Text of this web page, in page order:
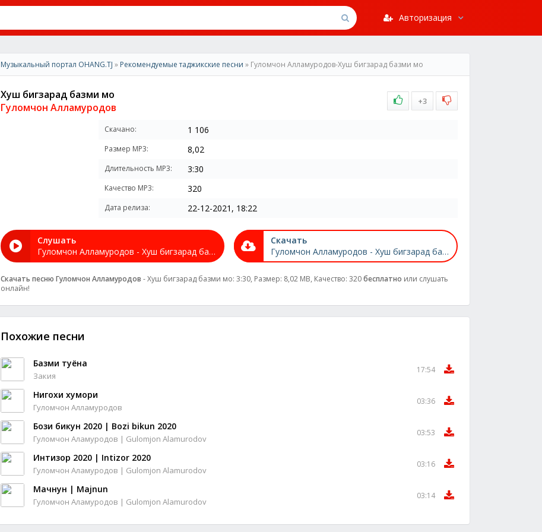
Авторизация
Музыкальный портал OHANG.TJ » Рекомендуемые таджикские песни » Гуломчон Алламуродов-Хуш бигзарад базми мо
Хуш бигзарад базми мо
Гуломчон Алламуродов
+3
Скачано: 1 106
Размер MP3: 8,02
Длительность MP3: 3:30
Качество MP3: 320
Дата релиза: 22-12-2021, 18:22
Слушать
Гуломчон Алламуродов - Хуш бигзарад базми мо
Скачать
Гуломчон Алламуродов - Хуш бигзарад базми мо
Скачать песню Гуломчон Алламуродов - Хуш бигзарад базми мо: 3:30, Размер: 8,02 MB, Качество: 320бесплатно или слушать
онлайн!
Похожие песни
Базми туёна
Закия
17:54
Нигохи хумори
Гуломчон Алламуродов
03:36
Бози бикун 2020 | Bozi bikun 2020
Гуломчон Аламуродов | Gulomjon Alamurodov
03:53
Интизор 2020 | Intizor 2020
Гуломчон Аламуродов | Gulomjon Alamurodov
03:16
Мачнун | Majnun
Гуломчон Аламуродов | Gulomjon Alamurodov
03:14